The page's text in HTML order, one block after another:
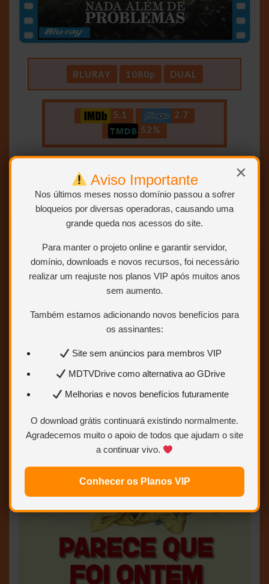
×
Aviso Importante
Nos últimos meses nosso domínio passou a sofrer
bloqueios por diversas operadoras, causando uma
grande queda nos acessos do site.
Para manter o projeto online e garantir servidor,
domínio, downloads e novos recursos, foi necessário
realizar um reajuste nos planos VIP após muitos anos
sem aumento.
Também estamos adicionando novos benefícios para
os assinantes:
Site sem anúncios para membros VIP
MDTVDrive como alternativa ao GDrive
Melhorias e novos benefícios futuramente
O download grátis continuará existindo normalmente.
Agradecemos muito o apoio de todos que ajudam o site
a continuar vivo.
Conhecer os Planos VIP
BLURAY 1080p DUAL
5.1
2.7
52%
ABRIR POSTAGEM <<<
Parece Que Foi Ontem – 1980 – (Trial
Áudio/Dublado) – WEB-DL 1080p